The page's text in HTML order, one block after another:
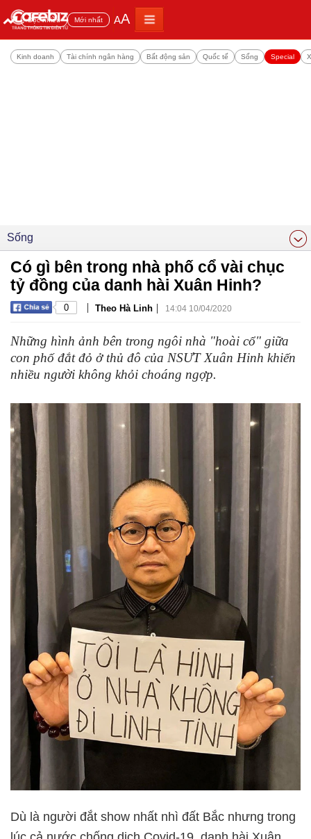
Đọc nhiều Mới nhất AA
Kinh doanh Tài chính ngân hàng Bất động sản Quốc tế Sống Special
Sống
Có gì bên trong nhà phố cổ vài chục
tỷ đồng của danh hài Xuân Hinh?
0 | Theo Hà Linh | 14:04 10/04/2020
Những hình ảnh bên trong ngôi nhà "hoài cổ" giữa
con phố đắt đỏ ở thủ đô của NSƯT Xuân Hinh khiến
nhiều người không khỏi choáng ngợp.
Dù là người đắt show nhất nhì đất Bắc nhưng trong